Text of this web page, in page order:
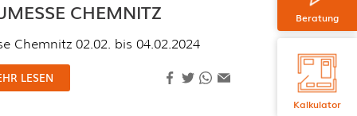
Beratung
Kalkulator
CHEMNITZ
Chemnitz 02.02. bis 04.02.2024
LESEN